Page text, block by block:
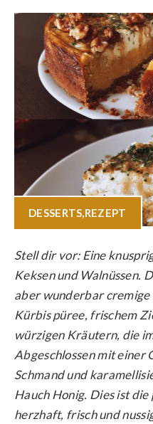
DESSERTS,REZEPT
Stell dir vor: Eine
Keksen und Walnüssen.
aber wunderbar
Kürbis püree, frischem
würzigen Kräutern, die
Abgeschlossen mit einer
Schmand und
Hauch Honig. Dies ist
herzhaft, frisch und